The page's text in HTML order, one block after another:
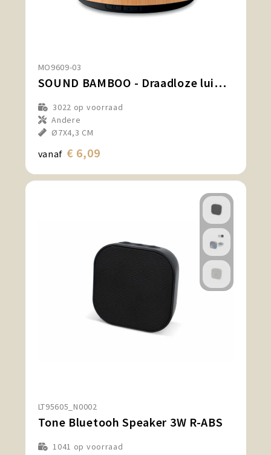
MO9609-03
SOUND BAMBOO - Draadloze luidspreker
3022 op voorraad
Andere
Ø7X4,3 CM
vanaf € 6,09
LT95605_N0002
Tone Bluetooh Speaker 3W R-ABS
1041 op voorraad